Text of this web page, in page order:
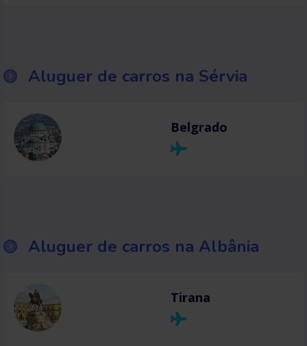
Aluguer de carros na Sérvia
Belgrado
Aluguer de carros na Albânia
Tirana